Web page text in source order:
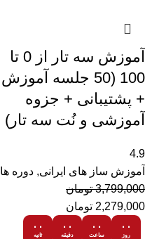
آموزش سه تار از 0 تا
100 (50 جلسه آموزش
+ پشتیبانی + جزوه
آموزشی و نُت سه تار)
4.9
آموزش ساز های ایرانی, دوره ها
3,799,000 تومان
2,279,000 تومان
۰۰
روز
۰۰
ساعت
۰۰
دقیقه
۰۰
ثانیه